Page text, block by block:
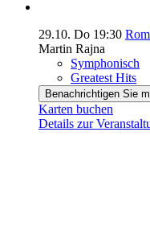
29.10. Do 19:30
Martin Rajna
Symphonisch
Greatest Hits
Benachrichtigen Sie
Karten buchen
Details zur